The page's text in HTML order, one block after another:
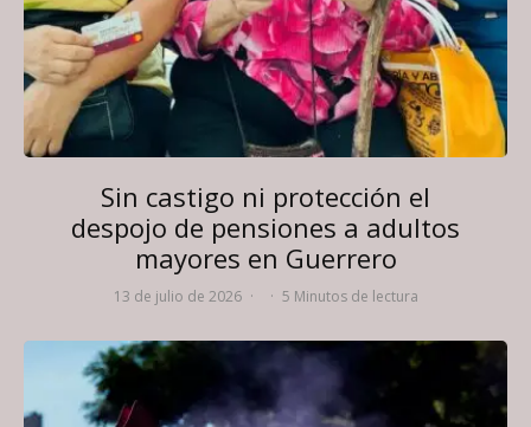
Sin castigo ni protección el
despojo de pensiones a adultos
mayores en Guerrero
13 de julio de 2026 · · 5 Minutos de lectura